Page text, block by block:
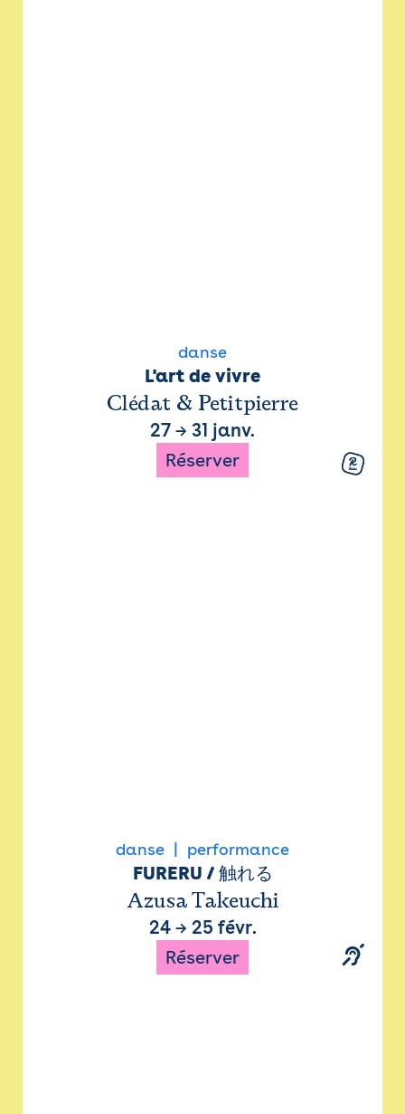
danse
L'art de vivre
Clédat & Petitpierre
27 → 31 janv.
Réserver
danse performance
FURERU / 触れる
Azusa Takeuchi
24→ 25 févr.
Réserver